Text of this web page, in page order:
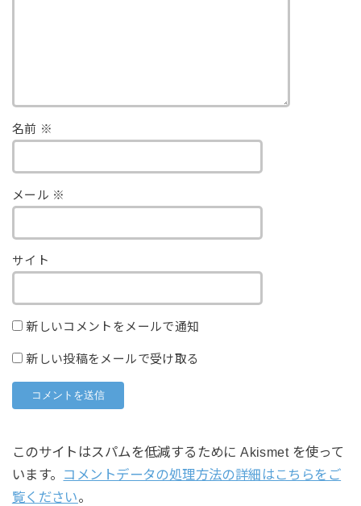
名前 ※
メール ※
サイト
新しいコメントをメールで通知
新しい投稿をメールで受け取る
このサイトはスパムを低減するために Akismet を使って
います。 コメントデータの処理方法の詳細はこちらをご
覧ください。